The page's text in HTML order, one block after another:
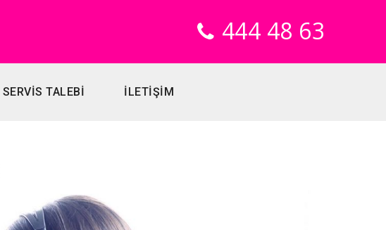
444 48 63
SERVİS TALEBİ İLETİŞİM